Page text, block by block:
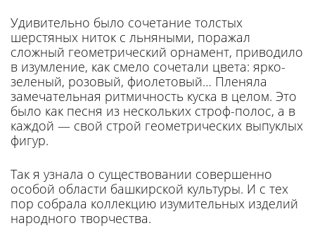
Удивительно было сочетание толстых
шерстяных ниток с льняными, поражал
сложный геометрический орнамент, приво­дило
в изумление, как смело со­четали цвета: ярко-
зеленый, розовый, фиолетовый… Пленяла
замечательная ритмичность кус­ка в целом. Это
было как песня из нескольких строф-полос, а в
каждой — свой строй геометриче­ских выпуклых
фигур.
Так я узнала о существовании совершенно
особой области баш­кирской культуры. И с тех
пор собрала коллек­цию изумительных изделий
народного творче­ства.